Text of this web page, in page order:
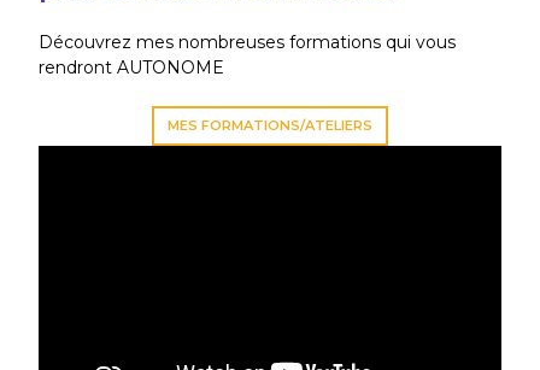
Découvrez mes nombreuses formations qui vous
rendront AUTONOME
MES FORMATIONS/ATELIERS